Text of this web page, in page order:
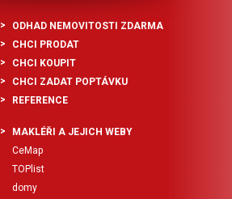
více informací nebo
kontaktujte realitní makléřku.
ODHAD NEMOVITOSTI ZDARMA
CHCI PRODAT
CHCI KOUPIT
CHCI ZADAT POPTÁVKU
REFERENCE
MAKLÉŘI A JEJICH WEBY
CeMap
TOPlist
domy